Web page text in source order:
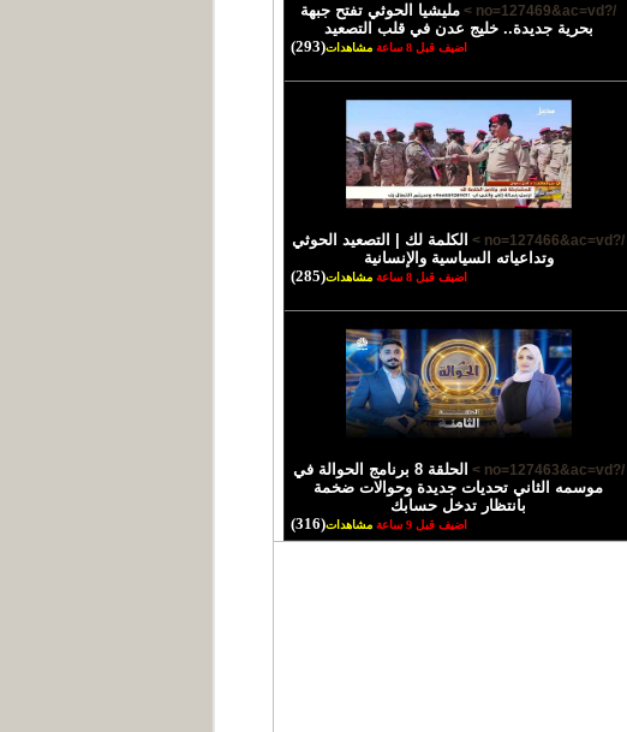
/?no=127469&ac=vd >
مليشيا الحوثي تفتح جبهة
بحرية جديدة.. خليج عدن في قلب التصعيد
اضيف قبل 8 ساعة مشاهدات(293)
/?no=127466&ac=vd >
الكلمة لك | التصعيد الحوثي
وتداعياته السياسية والإنسانية
اضيف قبل 8 ساعة مشاهدات(285)
/?no=127463&ac=vd >
الحلقة 8 برنامج الحوالة في
موسمه الثاني تحديات جديدة وحوالات ضخمة
بانتظار تدخل حسابك
اضيف قبل 9 ساعة مشاهدات(316)